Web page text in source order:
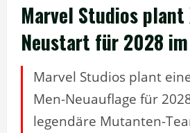
Marvel Studios plant
Neustart für 2028 im
Marvel Studios plant
Men-Neuauflage für
legendäre Mutanten-